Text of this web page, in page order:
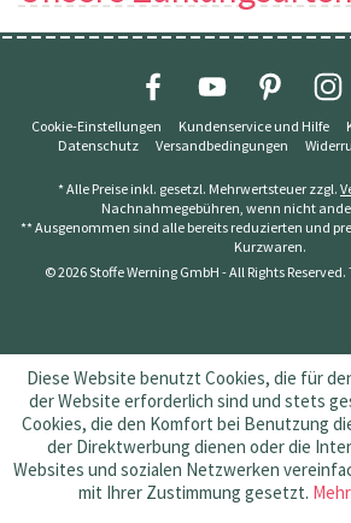
Cookie-Einstellungen Kundenservice und Hilfe
Datenschutz
Versandbedingungen
* Alle Preise inkl. gesetzl. Mehrwertsteuer zzgl.
Nachnahmegebühren, wenn nicht
** Ausgenommen sind alle bereits reduzierten und
Kurzwaren.
© 2026 Stoffe Werning GmbH - All Rights
Diese Website benutzt Cookies, die für
der Website erforderlich sind und stets
Cookies, die den Komfort bei Benutzung
der Direktwerbung dienen oder die
Websites und sozialen Netzwerken
mit Ihrer Zustimmung gesetzt.